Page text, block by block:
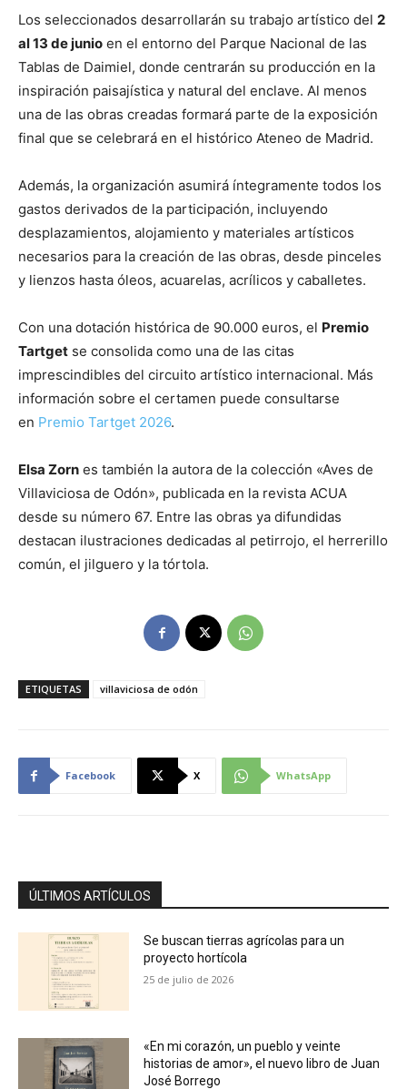
Los seleccionados desarrollarán su trabajo artístico del 2
al 13 de junio en el entorno del Parque Nacional de las
Tablas de Daimiel, donde centrarán su producción en la
inspiración paisajística y natural del enclave. Al menos
una de las obras creadas formará parte de la exposición
final que se celebrará en el histórico Ateneo de Madrid.
Además, la organización asumirá íntegramente todos los
gastos derivados de la participación, incluyendo
desplazamientos, alojamiento y materiales artísticos
necesarios para la creación de las obras, desde pinceles
y lienzos hasta óleos, acuarelas, acrílicos y caballetes.
Con una dotación histórica de 90.000 euros, el Premio
Tartget se consolida como una de las citas
imprescindibles del circuito artístico internacional. Más
información sobre el certamen puede consultarse
en Premio Tartget 2026.
Elsa Zorn es también la autora de la colección «Aves de
Villaviciosa de Odón», publicada en la revista ACUA
desde su número 67. Entre las obras ya difundidas
destacan ilustraciones dedicadas al petirrojo, el herrerillo
común, el jilguero y la tórtola.
ETIQUETAS villaviciosa de odón
Facebook X WhatsApp
ÚLTIMOS ARTÍCULOS
Se buscan tierras agrícolas para un
proyecto hortícola
25 de julio de 2026
«En mi corazón, un pueblo y veinte
historias de amor», el nuevo libro de Juan
José Borrego